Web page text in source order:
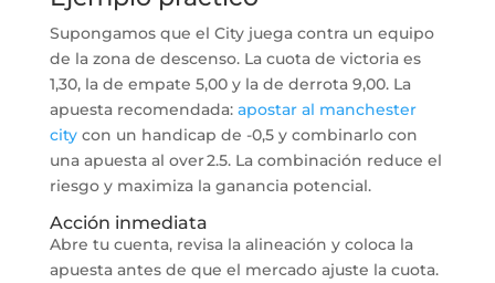
Supongamos que el City juega contra un equipo
de la zona de descenso. La cuota de victoria es
1,30, la de empate 5,00 y la de derrota 9,00. La
apuesta recomendada: apostar al manchester
citycon un handicap de -0,5 y combinarlo con
una apuesta al over 2.5. La combinación reduce el
riesgo y maximiza la ganancia potencial.
Acción inmediata
Abre tu cuenta, revisa la alineación y coloca la
apuesta antes de que el mercado ajuste la cuota.